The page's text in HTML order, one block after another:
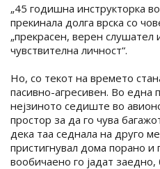
„45 годишна инструкторка
прекинала долга врска со
„прекрасен, верен слушател
чувствителна личност“.
Но, со текот на времето
пасивно-агресивен. Во една
нејзиното седиште во
простор за да го чува
дека таа седнала на друго
пристигнувал дома порано и
вообичаено го јадат